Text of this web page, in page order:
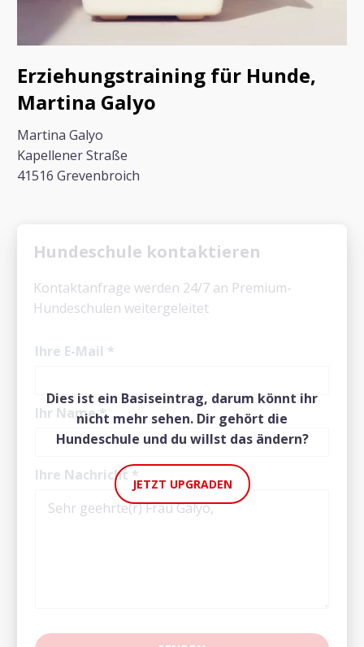
Erziehungstraining für Hunde,
Martina Galyo
Martina Galyo
Kapellener Straße
41516 Grevenbroich
Dies ist ein Basiseintrag, darum könnt ihr
nicht mehr sehen. Dir gehört die
Hundeschule und du willst das ändern?
JETZT UPGRADEN
Hundeschule kontaktieren
Kontaktanfrage werden 24/7 an Premium-
Hundeschulen weitergeleitet
Ihre E-Mail *
Ihr Name*
Ihre Nachricht *